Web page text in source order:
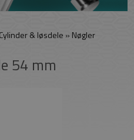
Cylinder & løsdele » Nøgler
54 mm